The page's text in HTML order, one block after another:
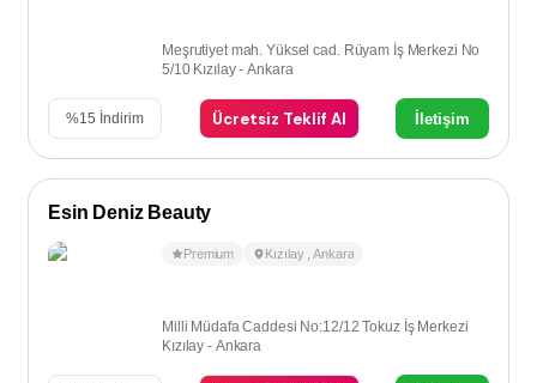
Meşrutiyet mah. Yüksel cad. Rüyam İş Merkezi No
5/10 Kızılay - Ankara
%15 İndirim Ücretsiz Teklif Al İletişim
Esin Deniz Beauty
Premium Kızılay ,Ankara
Milli Müdafa Caddesi No:12/12 Tokuz İş Merkezi
Kızılay - Ankara